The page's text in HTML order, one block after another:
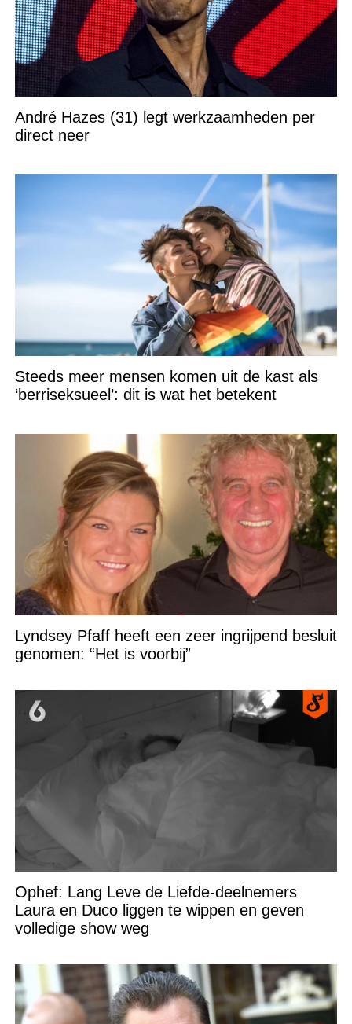
André Hazes (31) legt werkzaamheden per
direct neer
Steeds meer mensen komen uit de kast als
‘berriseksueel’: dit is wat het betekent
Lyndsey Pfaff heeft een zeer ingrijpend besluit
genomen: “Het is voorbij”
Ophef: Lang Leve de Liefde-deelnemers
Laura en Duco liggen te wippen en geven
volledige show weg